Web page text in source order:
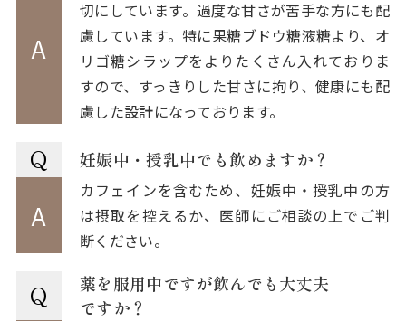
A
切にしています。過度な甘さが苦手な方にも配
慮しています。特に果糖ブドウ糖液糖より、オ
リゴ糖シラップをよりたくさん入れておりま
すので、すっきりした甘さに拘り、健康にも配
慮した設計になっております。
Q 妊娠中・授乳中でも飲めますか？
A
カフェインを含むため、妊娠中・授乳中の方
は摂取を控えるか、医師にご相談の上でご判
断ください。
Q
薬を服用中ですが飲んでも大丈夫
ですか？